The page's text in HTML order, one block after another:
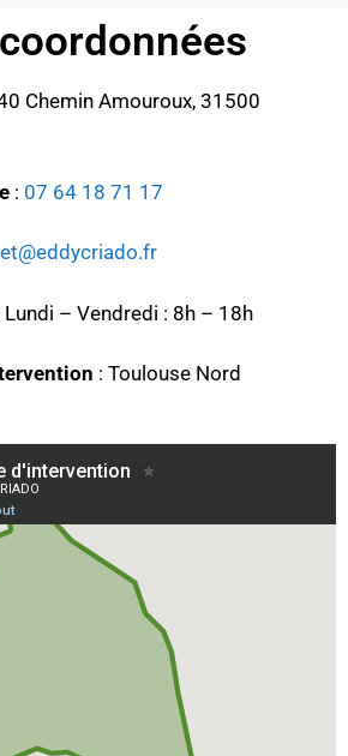
Chemin Amouroux, 31500
: 07 64 18 71 17
Lundi – Vendredi : 8h – 18h
: Toulouse Nord